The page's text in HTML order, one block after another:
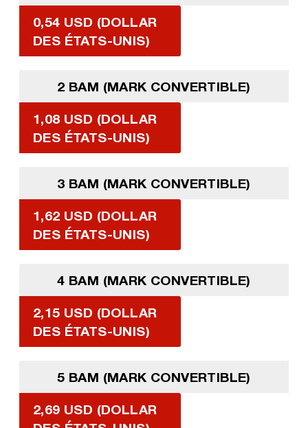
0,54 USD (DOLLAR
DES ÉTATS-UNIS)
2 BAM (MARK CONVERTIBLE)
1,08 USD (DOLLAR
DES ÉTATS-UNIS)
3 BAM (MARK CONVERTIBLE)
1,62 USD (DOLLAR
DES ÉTATS-UNIS)
4 BAM (MARK CONVERTIBLE)
2,15 USD (DOLLAR
DES ÉTATS-UNIS)
5 BAM (MARK CONVERTIBLE)
2,69 USD (DOLLAR